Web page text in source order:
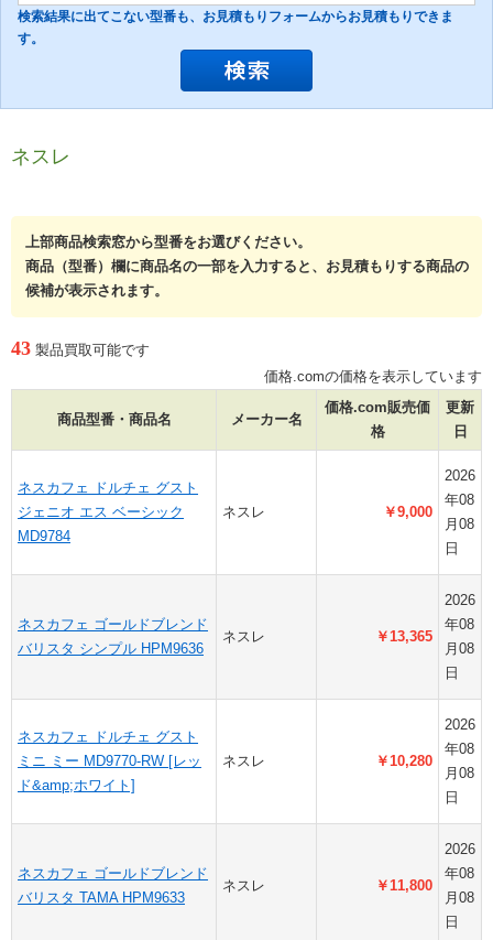
検索結果に出てこない型番も、お見積もりフォームからお見積もりできま
す。
ネスレ
上部商品検索窓から型番をお選びください。
商品（型番）欄に商品名の一部を入力すると、お見積もりする商品の
候補が表示されます。
43 製品買取可能です
価格.comの価格を表示しています
商品型番・商品名 メーカー名
価格.com販売価
格
更新
日
ネスカフェ ドルチェ グスト
ジェニオ エス ベーシック
MD9784
ネスレ ￥9,000
2026
年08
月08
日
ネスカフェ ゴールドブレンド
バリスタ シンプル HPM9636
ネスレ ￥13,365
2026
年08
月08
日
ネスカフェ ドルチェ グスト
ミニ ミー MD9770-RW [レッ
ド&amp;ホワイト]
ネスレ ￥10,280
2026
年08
月08
日
ネスカフェ ゴールドブレンド
バリスタ TAMA HPM9633
ネスレ ￥11,800
2026
年08
月08
日